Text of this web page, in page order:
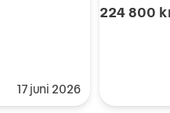
17 juni 2026
224 800